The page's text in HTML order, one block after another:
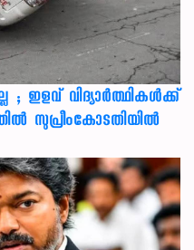
; ഇളവ് വിദ്യാർത്ഥികൾക്ക്
സുപ്രീംകോടതിയിൽ